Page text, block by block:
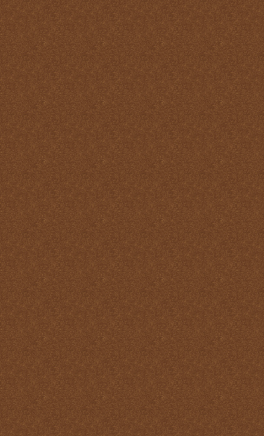
Divina
La Santa Misa y la labor
Pastoral
La Santa Misa y la ofrenda
de sí mismo
La Santa Misa y la Palabra
de Dios
La Santa Misa y la pureza
La Santa Misa y la
Resurrección
La Santa Misa y la salud
del alma y del cuerpo
La Santa Misa y la salud
del alma y del cuerpo
La Santa Misa y la
salvación de mundo
La Santa Misa y la santidad
La Santa Misa y la tibieza.
La Santa Misa y la unidad
La Santa Misa y la Vida
Eterna
La Santa Misa y las
virtudes
La Santa Misa y los
Ángeles
La Santa Misa y los Santos
La Santa Misa y nuestra
transformación en Cristo
La suprema adoración
Las cuatro finalidades de
la Santa Misa
María Santísima y la